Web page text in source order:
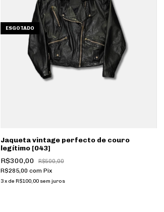
ESGOTADO
Jaqueta vintage perfecto de couro
legítimo [043]
R$300,00
R$500,00
R$285,00 com Pix
3x de R$100,00 sem juros